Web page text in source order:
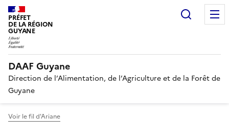
PRÉFET
DE LA RÉGION
GUYANE
DAAF Guyane
Direction de l’Alimentation, de l’Agriculture et de la Forêt de
Guyane
Voir le fil d'Ariane